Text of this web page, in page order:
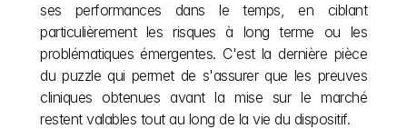
ses performances dans le temps, en ciblant
particulièrement les risques à long terme ou les
problématiques émergentes. C'est la dernière pièce
du puzzle qui permet de s'assurer que les preuves
cliniques obtenues avant la mise sur le marché
restent valables tout au long de la vie du dispositif.